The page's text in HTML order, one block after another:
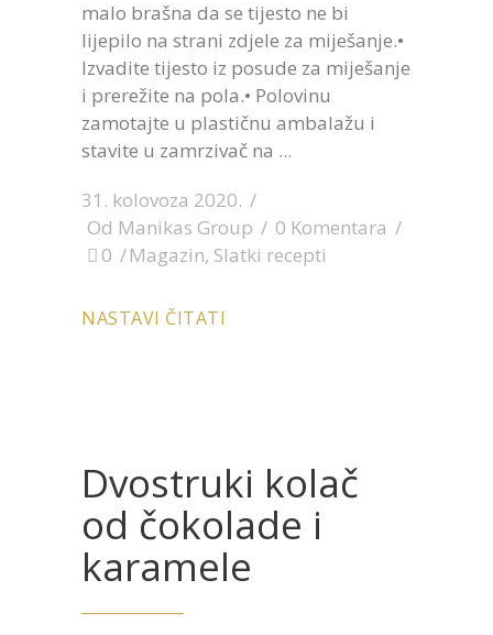
malo brašna da se tijesto ne bi
lijepilo na strani zdjele za miješanje.•
Izvadite tijesto iz posude za miješanje
i prerežite na pola.• Polovinu
zamotajte u plastičnu ambalažu i
stavite u zamrzivač na
31. kolovoza 2020.
Od Manikas Group
0 Komentara
0
Magazin, Slatki recepti
NASTAVI ČITATI
Dvostruki kolač
od čokolade i
karamele